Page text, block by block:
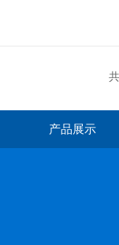
产品展示